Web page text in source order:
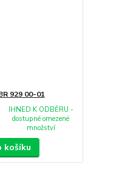
929 00-01
IHNED K ODBĚRU -
dostupné omezené
množství
košíku